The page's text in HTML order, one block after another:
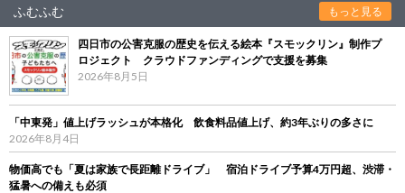
ふむふむ もっと見る
四日市の公害克服の歴史を伝える絵本『スモックリン』制作プ
ロジェクト クラウドファンディングで支援を募集
2026年8月5日
「中東発」値上げラッシュが本格化 飲食料品値上げ、約3年ぶりの多さに
2026年8月4日
物価高でも「夏は家族で長距離ドライブ」 宿泊ドライブ予算4万円超、渋滞・
猛暑への備えも必須